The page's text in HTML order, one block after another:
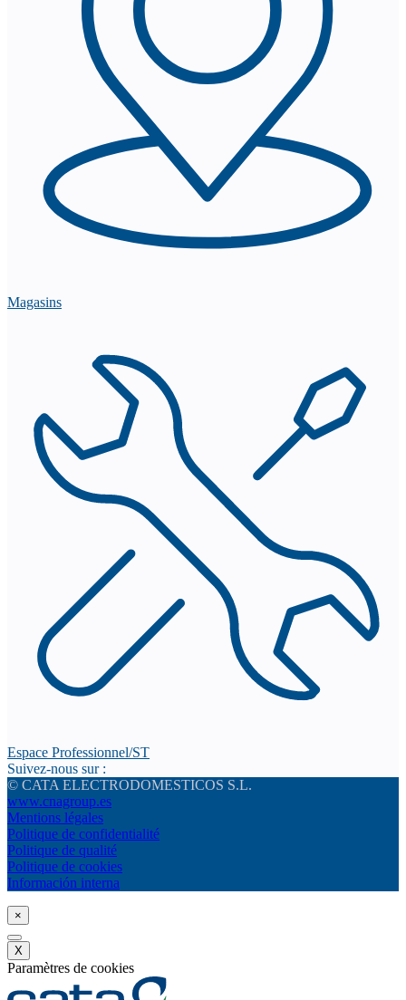
Magasins
Espace Professionnel/ST
Suivez-nous sur :
© CATA ELECTRODOMESTICOS S.L.
www.cnagroup.es
Mentions légales
Politique de confidentialité
Politique de qualité
Politique de cookies
Información interna
×
X
Paramètres de cookies